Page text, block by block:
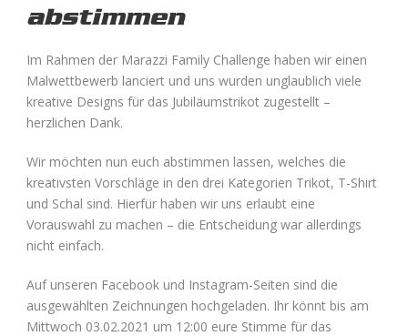
abstimmen
Im Rahmen der Marazzi Family Challenge haben wir einen
Malwettbewerb lanciert und uns wurden unglaublich viele
kreative Designs für das Jubiläumstrikot zugestellt –
herzlichen Dank.
Wir möchten nun euch abstimmen lassen, welches die
kreativsten Vorschläge in den drei Kategorien Trikot, T-Shirt
und Schal sind. Hierfür haben wir uns erlaubt eine
Vorauswahl zu machen – die Entscheidung war allerdings
nicht einfach.
Auf unseren Facebook und Instagram-Seiten sind die
ausgewählten Zeichnungen hochgeladen. Ihr könnt bis am
Mittwoch 03.02.2021 um 12:00 eure Stimme für das